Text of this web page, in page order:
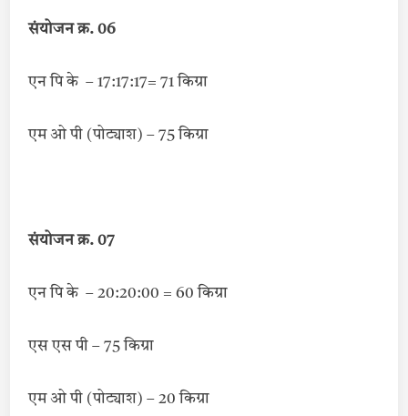
संयोजन क्र. 06
एन पि के – 17:17:17= 71 किग्रा
एम ओ पी (पोट्याश) – 75 किग्रा
संयोजन क्र. 07
एन पि के – 20:20:00 = 60 किग्रा
एस एस पी – 75 किग्रा
एम ओ पी (पोट्याश) – 20 किग्रा